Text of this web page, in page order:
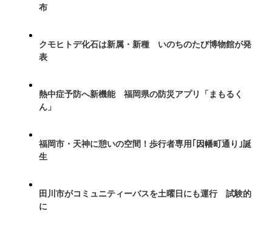
布
クモヒトデ化石は新属・新種 いのちのたび博物館が発
表
熱中症予防へ新機能 福岡県の防災アプリ「まもるく
ん」
福岡市・天神に憩いの空間！歩行者専用｢因幡町通り｣誕
生
田川市がコミュニティーバスを土曜日にも運行 試験的
に